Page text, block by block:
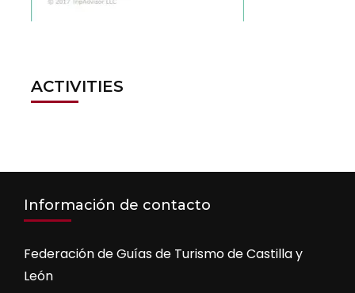
ACTIVITIES
Información de contacto
Federación de Guías de Turismo de Castilla y
León